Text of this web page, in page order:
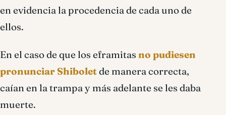
en evidencia la procedencia de cada uno de
ellos.
En el caso de que los eframitas no pudiesen
pronunciar Shiboletde manera correcta,
caían en la trampa y más adelante se les daba
muerte.